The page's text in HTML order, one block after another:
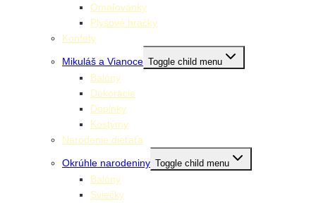
Omaľovánky
Plyšové hračky
Konfety
Mikuláš a Vianoce Toggle child menu
Balóny
Dekorácie
Doplnky
Kostýmy
Narodenie dieťaťa
Okrúhle narodeniny Toggle child menu
Balóny
Sviečky